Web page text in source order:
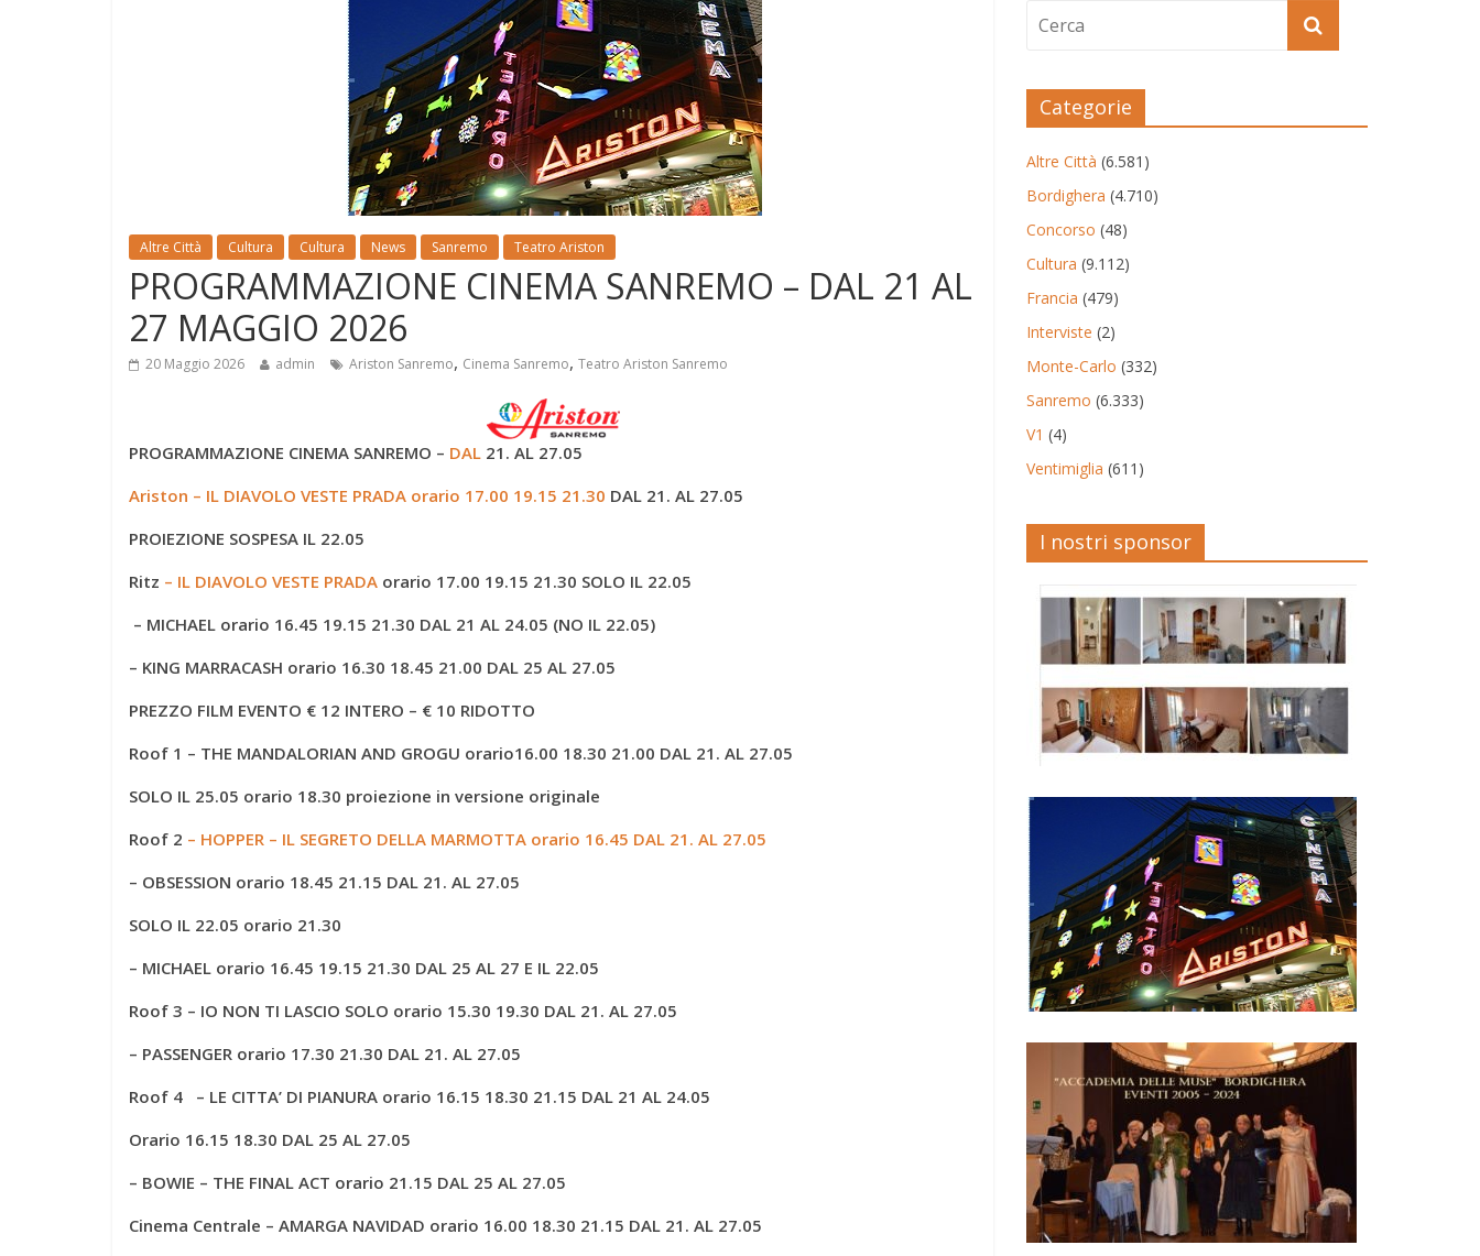
Altre Città Cultura Cultura News Sanremo Teatro Ariston
PROGRAMMAZIONE CINEMA SANREMO – DAL 21 AL
27 MAGGIO 2026
20 Maggio 2026 admin Ariston Sanremo, Cinema Sanremo, Teatro Ariston Sanremo
PROGRAMMAZIONE CINEMA SANREMO – DAL 21. AL 27.05
Ariston – IL DIAVOLO VESTE PRADA orario 17.00 19.15 21.30 DAL 21. AL 27.05
PROIEZIONE SOSPESA IL 22.05
Ritz – IL DIAVOLO VESTE PRADA orario 17.00 19.15 21.30 SOLO IL 22.05
– MICHAEL orario 16.45 19.15 21.30 DAL 21 AL 24.05 (NO IL 22.05)
– KING MARRACASH orario 16.30 18.45 21.00 DAL 25 AL 27.05
PREZZO FILM EVENTO € 12 INTERO – € 10 RIDOTTO
Roof 1 – THE MANDALORIAN AND GROGU orario16.00 18.30 21.00 DAL 21. AL 27.05
SOLO IL 25.05 orario 18.30 proiezione in versione originale
Roof 2 – HOPPER – IL SEGRETO DELLA MARMOTTA orario 16.45 DAL 21. AL 27.05
– OBSESSION orario 18.45 21.15 DAL 21. AL 27.05
SOLO IL 22.05 orario 21.30
– MICHAEL orario 16.45 19.15 21.30 DAL 25 AL 27 E IL 22.05
Roof 3 – IO NON TI LASCIO SOLO orario 15.30 19.30 DAL 21. AL 27.05
– PASSENGER orario 17.30 21.30 DAL 21. AL 27.05
Roof 4 – LE CITTA’ DI PIANURA orario 16.15 18.30 21.15 DAL 21 AL 24.05
Orario 16.15 18.30 DAL 25 AL 27.05
– BOWIE – THE FINAL ACT orario 21.15 DAL 25 AL 27.05
Cinema Centrale – AMARGA NAVIDAD orario 16.00 18.30 21.15 DAL 21. AL 27.05
Categorie
Altre Città (6.581)
Bordighera (4.710)
Concorso (48)
Cultura (9.112)
Francia (479)
Interviste (2)
Monte-Carlo (332)
Sanremo (6.333)
V1 (4)
Ventimiglia (611)
I nostri sponsor